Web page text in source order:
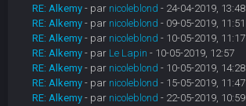
RE: Alkemy - par nicoleblond - 24-04-2019, 13:48
RE: Alkemy - par nicoleblond - 09-05-2019, 11:51
RE: Alkemy - par nicoleblond - 10-05-2019, 11:17
RE: Alkemy - par Le Lapin - 10-05-2019, 12:57
RE: Alkemy - par nicoleblond - 10-05-2019, 14:28
RE: Alkemy - par nicoleblond - 15-05-2019, 11:47
RE: Alkemy - par nicoleblond - 22-05-2019, 10:59